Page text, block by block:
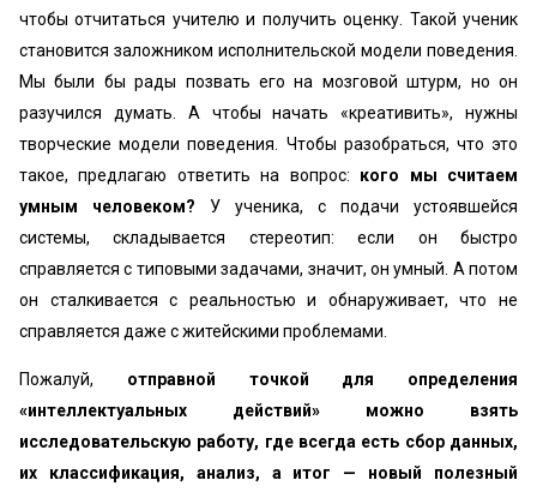
чтобы отчитаться учителю и получить оценку. Такой ученик
становится заложником исполнительской модели поведения.
Мы были бы рады позвать его на мозговой штурм, но он
разучился думать. А чтобы начать «креативить», нужны
творческие модели поведения. Чтобы разобраться, что это
такое, предлагаю ответить на вопрос: кого мы считаем
умным человеком? У ученика, с подачи устоявшейся
системы, складывается стереотип: если он быстро
справляется с типовыми задачами, значит, он умный. А потом
он сталкивается с реальностью и обнаруживает, что не
справляется даже с житейскими проблемами.
Пожалуй, отправной точкой для определения
«интеллектуальных действий» можно взять
исследовательскую работу, где всегда есть сбор данных,
их классификация, анализ, а итог — новый полезный